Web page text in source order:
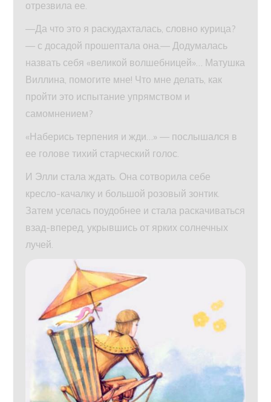
отрезвила ее.
—Да что это я раскудахталась, словно курица?
— с досадой прошептала она.— Додумалась
назвать себя «великой волшебницей»… Матушка
Виллина, помогите мне! Что мне делать, как
пройти это испытание упрямством и
самомнением?
«Наберись терпения и жди…» — послышался в
ее голове тихий старческий голос.
И Элли стала ждать. Она сотворила себе
кресло-качалку и большой розовый зонтик.
Затем уселась поудобнее и стала раскачиваться
взад-вперед, укрывшись от ярких солнечных
лучей.